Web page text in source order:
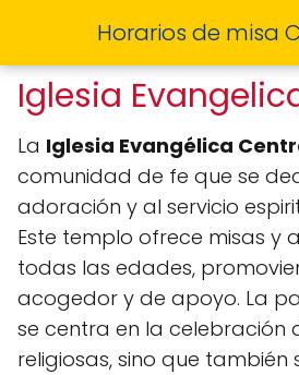
Horarios de misa
Iglesia
La Iglesia Evangélica
comunidad de fe que se
adoración y al servicio
Este templo ofrece misas y
todas las edades,
acogedor y de apoyo. La
se centra en la celebración
religiosas, sino que también